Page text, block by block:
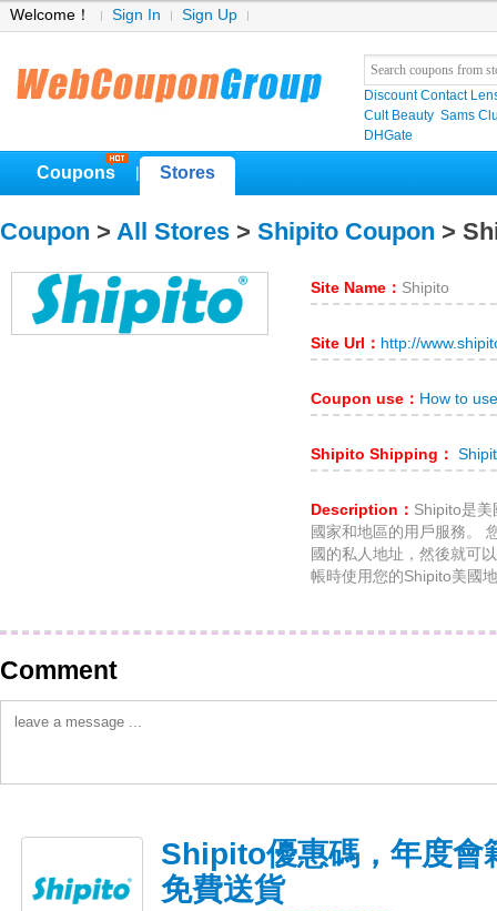
Welcome！ Sign In Sign Up
Discount Contact
Cult Beauty Sams
DHGate
Coupons Stores
Coupon > All Stores > Shipito Coupon >
Site Name： Shipito
Site Url： http://
Coupon use： How to
Shipito Shipping：
Description： Shipito是
國家和地區的用戶服務。
國的私人地址，然後就可
帳時使用您的Shipito美國
Comment
Shipito優惠碼，年度會
免費送貨